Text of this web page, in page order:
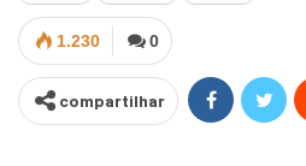
0
1.230
compartilhar